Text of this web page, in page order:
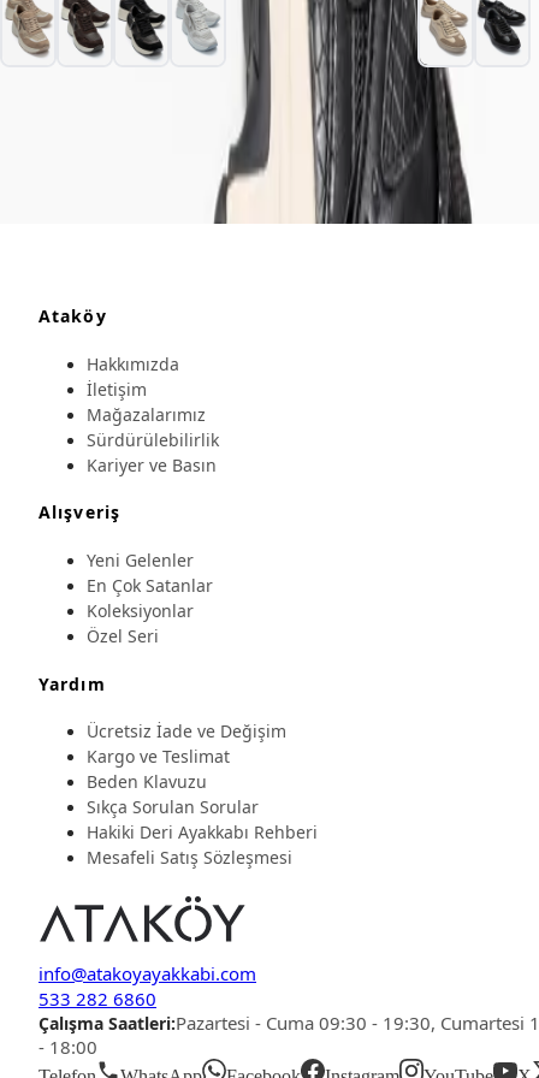
Ataköy
Hakkımızda
İletişim
Mağazalarımız
Sürdürülebilirlik
Kariyer ve Basın
Alışveriş
Yeni Gelenler
En Çok Satanlar
Koleksiyonlar
Özel Seri
Yardım
Ücretsiz İade ve Değişim
Kargo ve Teslimat
Beden Klavuzu
Sıkça Sorulan Sorular
Hakiki Deri Ayakkabı Rehberi
Mesafeli Satış Sözleşmesi
info@atakoyayakkabi.com
533 282 6860
Çalışma Saatleri:Pazartesi - Cuma 09:30 - 19:30, Cumartesi
- 18:00